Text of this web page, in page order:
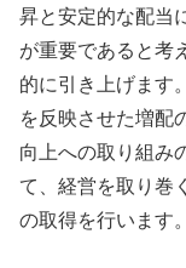
昇と安定的な配当
が重要であると考
的に引き上げます
を反映させた増配
向上への取り組み
て、経営を取り巻
の取得を⾏います。